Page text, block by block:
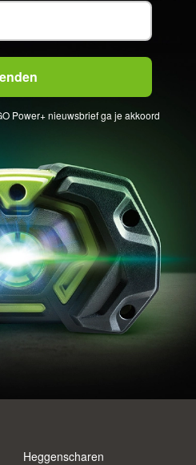
Power+ nieuwsbrief ga je akkoord
Heggenscharen